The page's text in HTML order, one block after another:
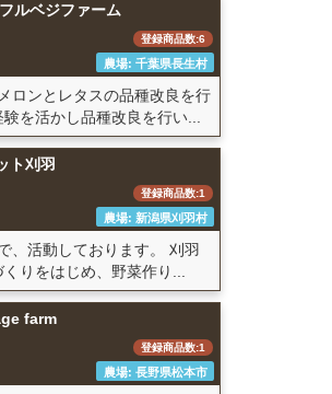
ルベジファーム
登録商品数:6
農場: 千葉県長生村
ロンとレタスの品種改良を行
を活かし品種改良を行い...
ト刈羽
登録商品数:1
農場: 新潟県刈羽村
、活動しております。 刈羽
りをはじめ、野菜作り...
farm
登録商品数:1
農場: 長野県松本市